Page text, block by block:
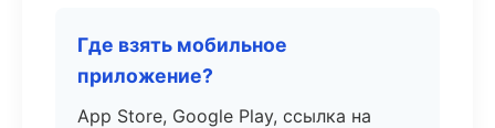
Где взять мобильное
приложение?
App Store, Google Play, ссылка на